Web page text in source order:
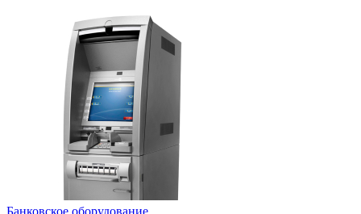
Банковское оборудование